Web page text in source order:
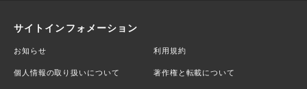
サイトインフォメーション
お知らせ 利用規約
個人情報の取り扱いについて 著作権と転載について